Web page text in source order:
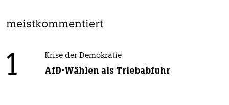
meistkommentiert
1 Krise der Demokratie
AfD-Wählen als Triebabfuhr